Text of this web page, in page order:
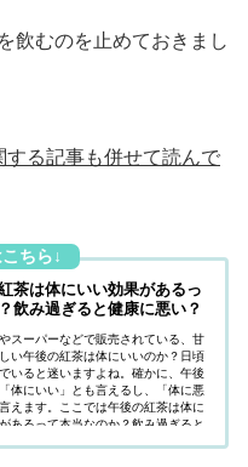
飲むのを止めておきまし
る記事も併せて読んで
茶は体にいい効果があるっ
飲み過ぎると健康に悪い？
スーパーなどで販売されている、甘
い午後の紅茶は体にいいのか？日頃
いると迷いますよね。確かに、午後
体にいい」とも言えるし、「体に悪
えます。ここでは午後の紅茶は体に
あるって本当なのか？飲み過ぎると